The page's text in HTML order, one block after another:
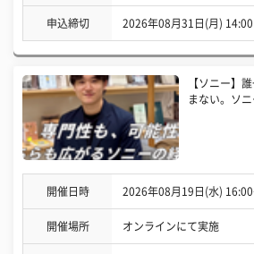
申込締切 2026年08月31日(月) 14:00
【ソニー】
まない。ソニ
開催日時 2026年08月19日(水)
開催場所 オンラインにて実施